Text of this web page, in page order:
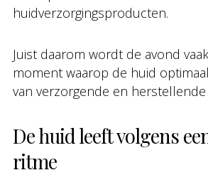
huidverzorgingsproducten.
Juist daarom wordt de avond
moment waarop de huid
van verzorgende en
De huid leeft volgens
ritme